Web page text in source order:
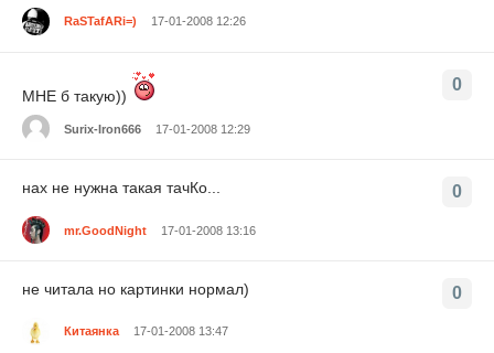
RaSTafARi=) 17-01-2008 12:26
0
МНЕ б такую))
Surix-Iron666 17-01-2008 12:29
0
нах не нужна такая тачКо...
mr.GoodNight 17-01-2008 13:16
0
не читала но картинки нормал)
Китаянка 17-01-2008 13:47